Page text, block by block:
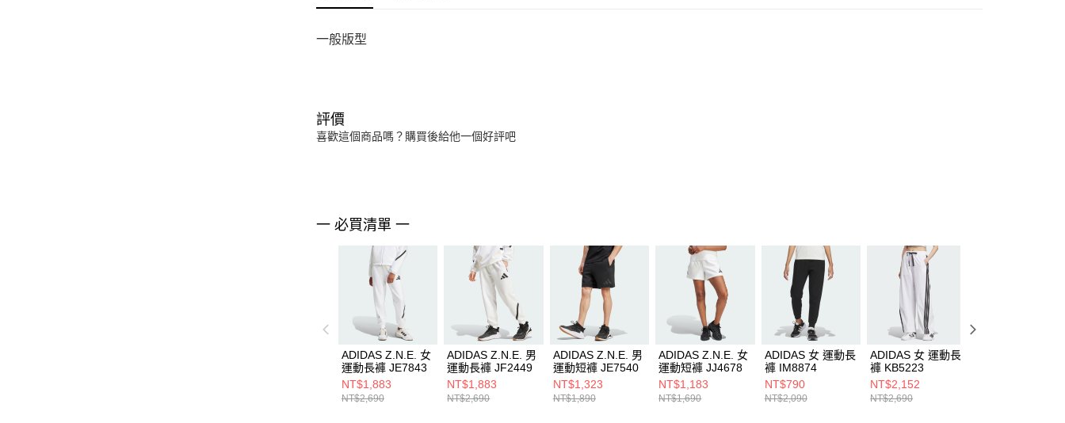
一般版型
評價
喜歡這個商品嗎？購買後給他一個好評吧
一 必買清單 一
ADIDAS Z.N.E. 女
運動長褲 JE7843
NT$1,883
NT$2,690
ADIDAS Z.N.E. 男
運動長褲 JF2449
NT$1,883
NT$2,690
ADIDAS Z.N.E. 男
運動短褲 JE7540
NT$1,323
NT$1,890
ADIDAS Z.N.E. 女
運動短褲 JJ4678
NT$1,183
NT$1,690
ADIDAS 女 運動長
褲 IM8874
NT$790
NT$2,090
ADIDAS 女 運動長
褲 KB5223
NT$2,152
NT$2,690